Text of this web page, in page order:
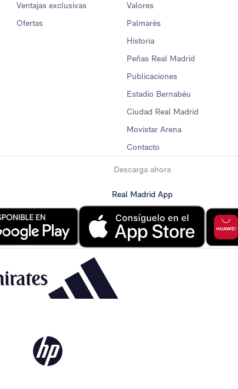
Ventajas exclusivas
Ofertas
Valores
Palmarés
Historia
Peñas Real Madrid
Publicaciones
Estadio Bernabéu
Ciudad Real Madrid
Movistar Arena
Contacto
Descarga ahora
Real Madrid App